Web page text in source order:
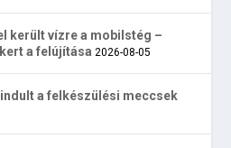
került vízre a mobilstég –
a felújítása 2026-08-05
a felkészülési meccsek